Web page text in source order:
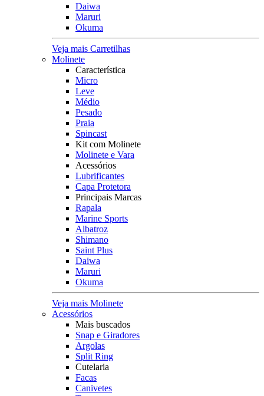
Daiwa
Maruri
Okuma
Veja mais Carretilhas
Molinete
Característica
Micro
Leve
Médio
Pesado
Praia
Spincast
Kit com Molinete
Molinete e Vara
Acessórios
Lubrificantes
Capa Protetora
Principais Marcas
Rapala
Marine Sports
Albatroz
Shimano
Saint Plus
Daiwa
Maruri
Okuma
Veja mais Molinete
Acessórios
Mais buscados
Snap e Giradores
Argolas
Split Ring
Cutelaria
Facas
Canivetes